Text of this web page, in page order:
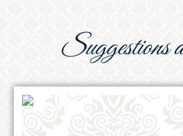
suggestions